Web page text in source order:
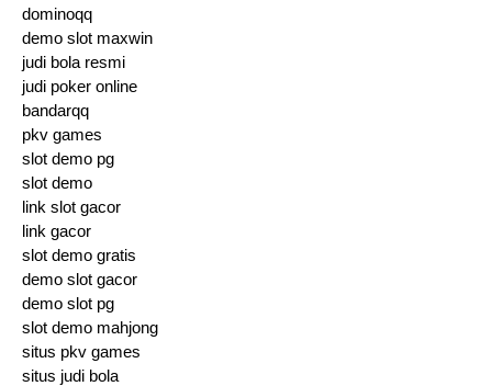
dominoqq
demo slot maxwin
judi bola resmi
judi poker online
bandarqq
pkv games
slot demo pg
slot demo
link slot gacor
link gacor
slot demo gratis
demo slot gacor
demo slot pg
slot demo mahjong
situs pkv games
situs judi bola